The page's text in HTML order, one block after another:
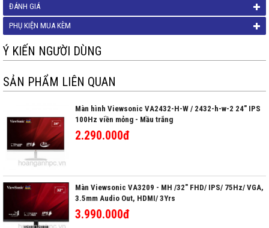
ĐÁNH GIÁ
PHỤ KIỆN MUA KÈM
Ý KIẾN NGƯỜI DÙNG
SẢN PHẨM LIÊN QUAN
Màn hình Viewsonic VA2432-H-W / 2432-h-w-2 24" IPS
100Hz viền mỏng - Mầu trắng
2.290.000đ
Màn Viewsonic VA3209 - MH /32" FHD/ IPS/ 75Hz/ VGA,
3.5mm Audio Out, HDMI/ 3Yrs
3.990.000đ